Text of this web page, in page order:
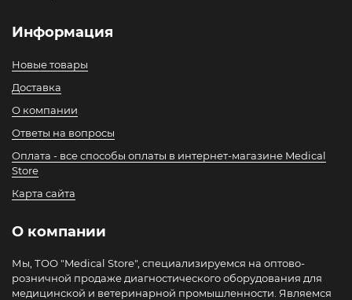
Информация
Новые товары
Доставка
О компании
Ответы на вопросы
Оплата - все способы оплаты в интернет-магазине Medical
Store
Карта сайта
О компании
Мы, ТОО "Medical Store", специализируемся на оптово-
розничной продаже диагностического оборудования для
медицинской и ветеринарной промышленности. Являемся